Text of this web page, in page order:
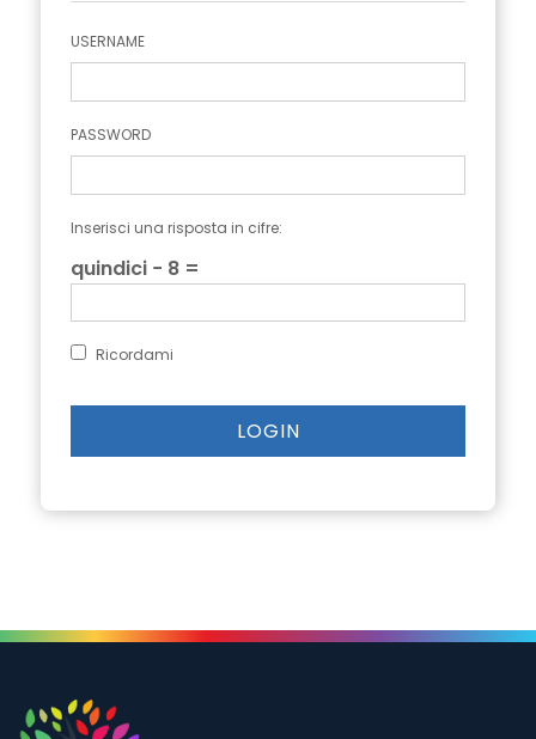
USERNAME
PASSWORD
Inserisci una risposta in cifre:
quindici − 8 =
Ricordami